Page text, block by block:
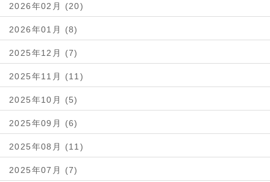
2026年02月 (20)
2026年01月 (8)
2025年12月 (7)
2025年11月 (11)
2025年10月 (5)
2025年09月 (6)
2025年08月 (11)
2025年07月 (7)